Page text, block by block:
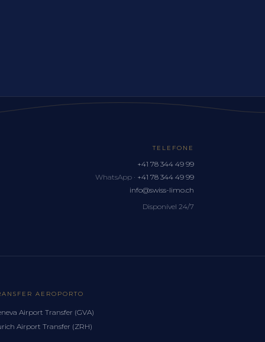
TELEFONE
+41 78 344 49 99
WhatsApp · +41 78 344 49 99
info@swiss-limo.ch
Disponível 24/7
AEROPORTO
Airport Transfer (GVA)
Airport Transfer (ZRH)